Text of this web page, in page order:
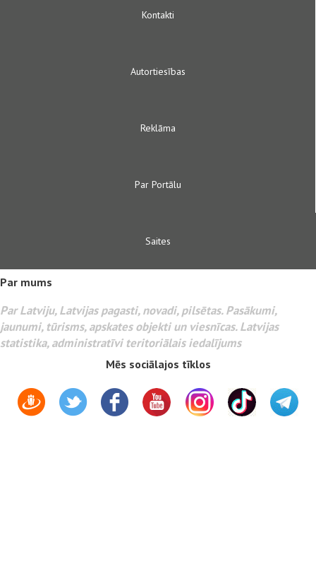
Kontakti
Autortiesības
Reklāma
Par Portālu
Saites
Par mums
Par Latviju, Latvijas pagasti, novadi, pilsētas. Pasākumi,
jaunumi, tūrisms, apskates objekti un viesnīcas. Latvijas
statistika, administratīvi teritoriālais iedalījums
Mēs sociālajos tīklos